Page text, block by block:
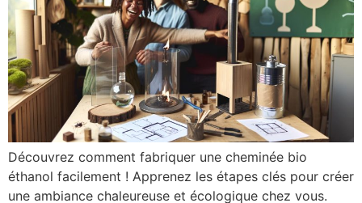
Découvrez comment fabriquer une cheminée bio
éthanol facilement ! Apprenez les étapes clés pour créer
une ambiance chaleureuse et écologique chez vous.